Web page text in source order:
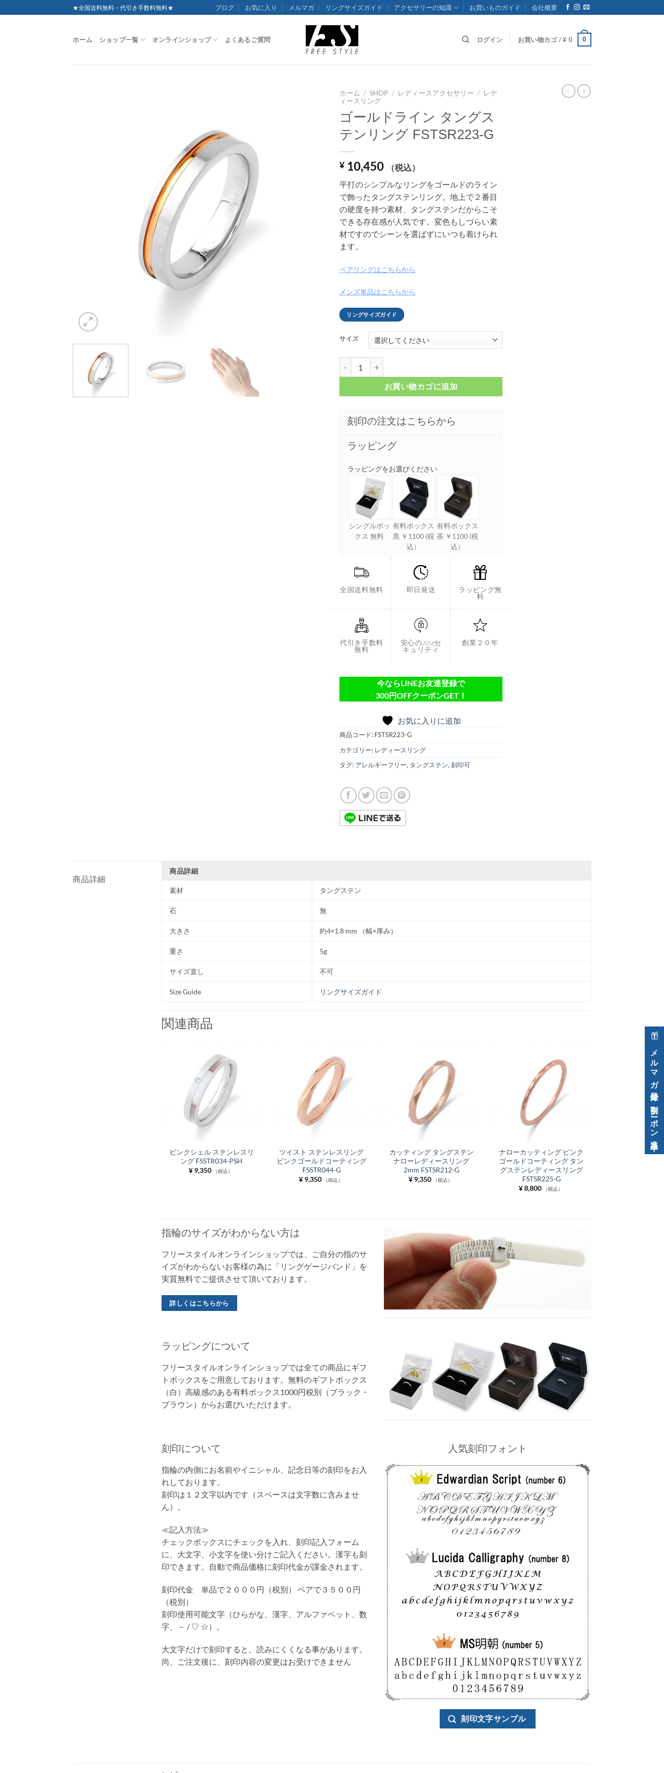
to
★全国送料無料・代引き手数料無料★ ブログ お気に入り メルマガ リングサイズガイド アクセサリーの知識 お買いものガイド 会社概要
ホーム ショップ一覧 オンラインショップ よくあるご質問 ログイン お買い物カゴ /¥ 0 0
ホーム / SHOP / レディースアクセサリー / レデ
ィースリング
ゴールドライン タングス
テンリング FSTSR223-G
¥ 10,450 （税込）
平打のシンプルなリングをゴールドのライン
で飾ったタングステンリング。地上で２番目
の硬度を持つ素材、タングステンだからこそ
できる存在感が人気です。変色もしづらい素
材ですのでシーンを選ばずにいつも着けられ
ます。
ペアリングはこちらから
メンズ単品はこちらから
リングサイズガイド
サイズ
お買い物カゴに追加
刻印の注文はこちらから
ラッピング
ラッピングをお選びください
シングルボッ
クス 無料
有料ボックス
黒 ￥1100 (税
込）
有料ボックス
茶 ￥1100 (税
込）
全国送料無料 即日発送
ラッピング無
料
代引き手数料
無料
安心のSSLセ
キュリティ
創業２０年
今ならLINEお友達登録で
300円OFFクーポンGET！
お気に入りに追加
商品コード: FSTSR223-G
カテゴリー: レディースリング
タグ: アレルギーフリー, タングステン, 刻印可
商品詳細
商品詳細
素材 タングステン
石 無
大きさ 約4×1.8 mm （幅×厚み）
重さ 5g
サイズ直し 不可
Size Guide リングサイズガイド
関連商品
ピンクシェル ステンレスリ
ング FSSTR034-PSH
¥ 9,350 （税込）
ツイスト ステンレスリング
ピンクゴールドコーティング
FSSTR044-G
¥9,350 （税込）
カッティング タングステン
ナローレディースリング
2mm FSTSR212-G
¥ 9,350 （税込）
ナローカッティング ピンク
ゴールドコーティング タン
グステンレディースリング
FSTSR225-G
¥8,800 （税込）
指輪のサイズがわからない方は
フリースタイルオンラインショップでは、ご自分の指のサ
イズがわからないお客様の為に「リングゲージバンド」を
実質無料でご提供させて頂いております。
詳しくはこちらから
ラッピングについて
フリースタイルオンラインショップでは全ての商品にギフ
トボックスをご用意しております。無料のギフトボックス
（白）高級感のある有料ボックス1000円税別（ブラック・
ブラウン）からお選びいただけます。
刻印について
指輪の内側にお名前やイニシャル、記念日等の刻印をお入
れしております。
刻印は１２文字以内です（スペースは文字数に含みませ
ん）。
≪記入方法≫
チェックボックスにチェックを入れ、刻印記入フォーム
に、大文字、小文字を使い分けご記入ください。漢字も刻
印できます。自動で商品価格に刻印代金が課金されます。
刻印代金 単品で２０００円（税別） ペアで３５００円
（税別）
刻印使用可能文字（ひらがな、漢字、アルファベット、数
字、－ / ♡ ☆）。
大文字だけで刻印すると、読みにくくなる事があります。
尚、ご注文後に、刻印内容の変更はお受けできません
人気刻印フォント
刻印文字サンプル
メルマガ登録で割引クーポン進呈中！